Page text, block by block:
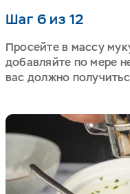
Шаг 6 из 12
Просейте в массу
добавляйте по мере
вас должно